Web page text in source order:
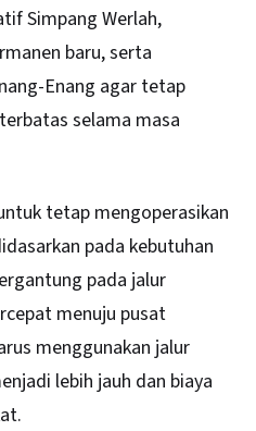
Simpang Werlah,
baru, serta
Enang agar tetap
selama masa
tetap mengoperasikan
pada kebutuhan
pada jalur
menuju pusat
menggunakan jalur
lebih jauh dan biaya